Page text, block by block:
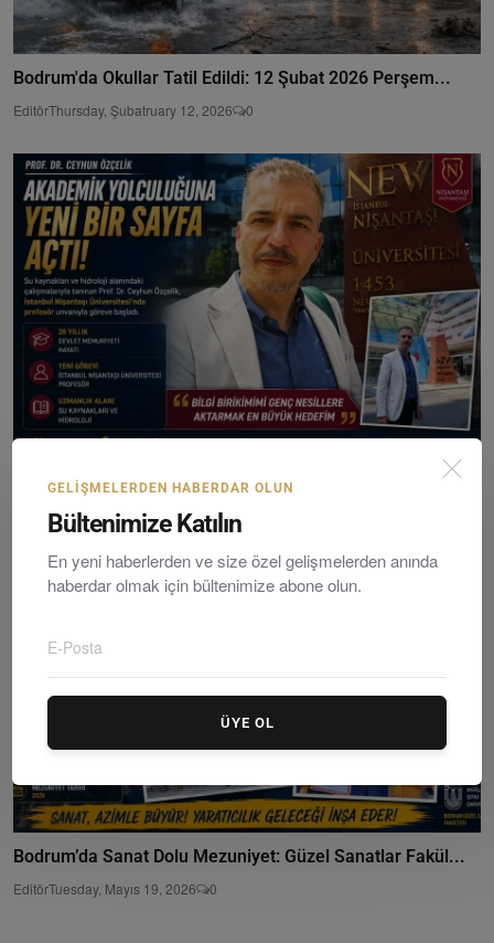
Bodrum'da Okullar Tatil Edildi: 12 Şubat 2026 Perşem...
EditörThursday, Şubatruary 12, 2026 0
Prof. Dr. Ceyhun Özçelik’ten Akademik Kariyerinde Ye...
Sunday, Hazirane 28, 2026
Bodrum’da Sanat Dolu Mezuniyet: Güzel Sanatlar Fakül...
EditörTuesday, Mayıs 19, 2026 0
GELIŞMELERDEN HABERDAR OLUN
Bültenimize Katılın
En yeni haberlerden ve size özel gelişmelerden anında
haberdar olmak için bültenimize abone olun.
ÜYE OL